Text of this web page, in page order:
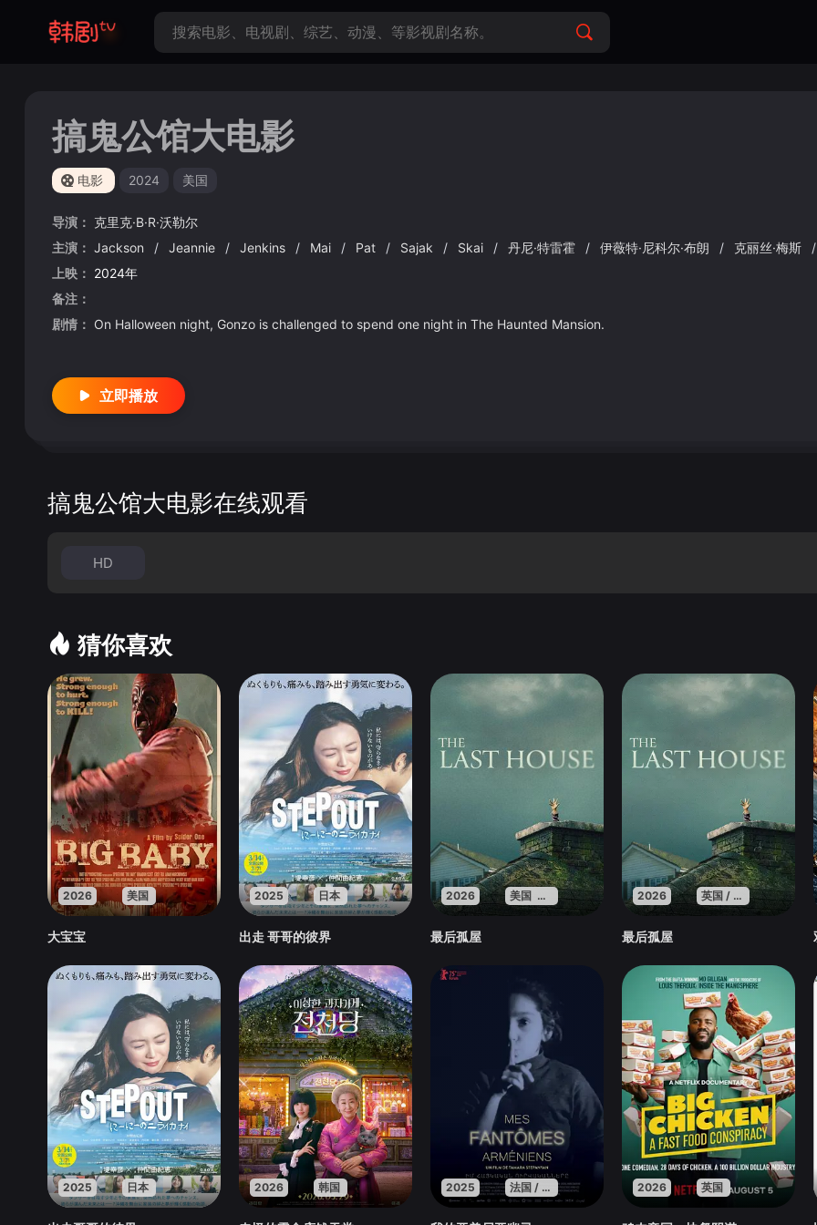
搞鬼公馆大电影
电影 2024 美国
导演： 克里克·B·R·沃勒尔
主演： Jackson / Jeannie / Jenkins / Mai / Pat / Sajak / Skai / 丹尼·特雷霍 / 伊薇特·尼科尔·布朗 / 克丽丝·梅斯
/
上映： 2024年
备注：
剧情： On Halloween night, Gonzo is challenged to spend one night in The Haunted Mansion.
立即播放
搞鬼公馆大电影在线观看
HD
猜你喜欢
2026 美国
大宝宝
2025 日本
出走 哥哥的彼界
2026 美国 英国 法国
最后孤屋
2026 英国 / 法国 / 美国
最后孤屋
2025 日本 2026 韩国 2025 法国 / 亚美尼亚 / 卡塔尔 2026 英国